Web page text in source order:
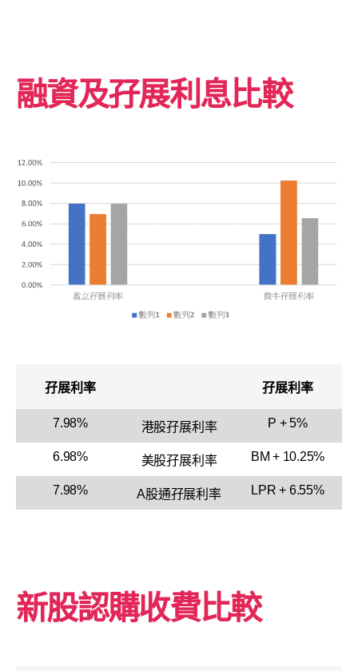
融資及孖展利息比較
孖展利率 孖展利率
7.98% 港股孖展利率 P + 5%
6.98% 美股孖展利率 BM + 10.25%
7.98% A股通孖展利率 LPR + 6.55%
新股認購收費比較